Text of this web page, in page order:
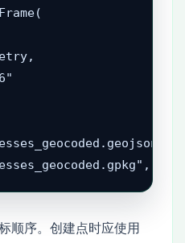
顺序。创建点时应使用